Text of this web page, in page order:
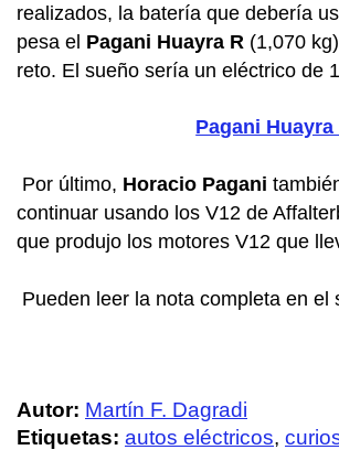
realizados, la batería que debería
pesa el Pagani Huayra R (1,070
reto. El sueño sería un eléctrico de
Pagani
Por último, Horacio Pagani
continuar usando los V12 de
que produjo los motores V12 que
Pueden leer la nota completa en el
Autor: Martín F. Dagradi
Etiquetas: autos eléctricos,